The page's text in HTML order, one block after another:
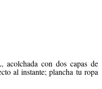
con dos capas de
al instante; plancha tu ropa